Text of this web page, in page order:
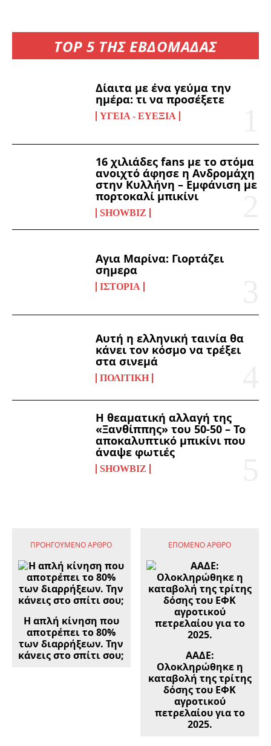
TOP 5 ΤΗΣ ΕΒΔΟΜΑΔΑΣ
Δίαιτα με ένα γεύμα την
ημέρα: τι να προσέξετε
ΥΓΕΊΑ - ΕΥΕΞΊΑ
16 χιλιάδες fans με το στόμα
ανοιχτό άφησε η Ανδρομάχη
στην Κυλλήνη – Εμφάνιση με
πορτοκαλί μπικίνι
SHOWBIZ
Αγια Μαρίνα: Γιορτάζει
σημερα
ΙΣΤΟΡΊΑ
Αυτή η ελληνική ταινία θα
κάνει τον κόσμο να τρέξει
στα σινεμά
ΠΟΛΙΤΙΚΉ
Η θεαματική αλλαγή της
«Ξανθίππης» του 50-50 – Το
αποκαλυπτικό μπικίνι που
άναψε φωτιές
SHOWBIZ
ΠΡΟΗΓΟΎΜΕΝΟ ΆΡΘΡΟ
Η απλή κίνηση που
αποτρέπει το 80%
των διαρρήξεων. Την
κάνεις στο σπίτι σου;
ΕΠΌΜΕΝΟ ΆΡΘΡΟ
ΑΑΔΕ:
Ολοκληρώθηκε η
καταβολή της τρίτης
δόσης του ΕΦΚ
αγροτικού
πετρελαίου για το
2025.